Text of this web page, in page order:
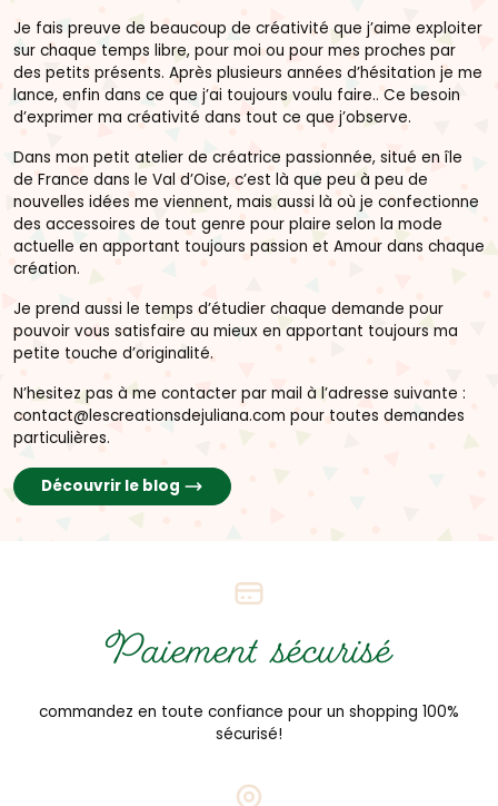
Je fais preuve de beaucoup de créativité que j’aime exploiter
sur chaque temps libre, pour moi ou pour mes proches par
des petits présents. Après plusieurs années d’hésitation je me
lance, enfin dans ce que j’ai toujours voulu faire.. Ce besoin
d’exprimer ma créativité dans tout ce que j’observe.
Dans mon petit atelier de créatrice passionnée, situé en île
de France dans le Val d’Oise, c’est là que peu à peu de
nouvelles idées me viennent, mais aussi là où je confectionne
des accessoires de tout genre pour plaire selon la mode
actuelle en apportant toujours passion et Amour dans chaque
création.
Je prend aussi le temps d’étudier chaque demande pour
pouvoir vous satisfaire au mieux en apportant toujours ma
petite touche d’originalité.
N’hesitez pas à me contacter par mail à l’adresse suivante :
contact@lescreationsdejuliana.com pour toutes demandes
particulières.
Découvrir le blog
Paiement sécurisé
commandez en toute confiance pour un shopping 100%
sécurisé!